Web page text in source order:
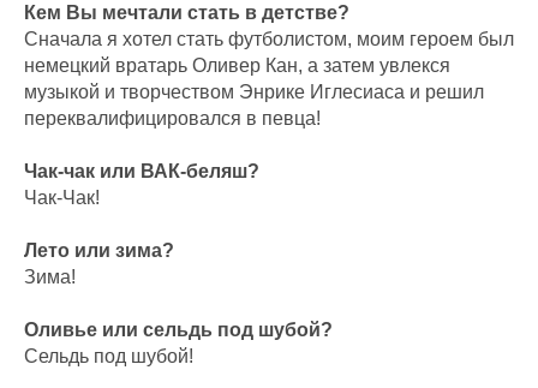
Кем Вы мечтали стать в детстве?
Сначала я хотел стать футболистом, моим героем был
немецкий вратарь Оливер Кан, а затем увлекся
музыкой и творчеством Энрике Иглесиаса и решил
переквалифицировался в певца!
Чак-чак или ВАК-беляш?
Чак-Чак!
Лето или зима?
Зима!
Оливье или сельдь под шубой?
Сельдь под шубой!